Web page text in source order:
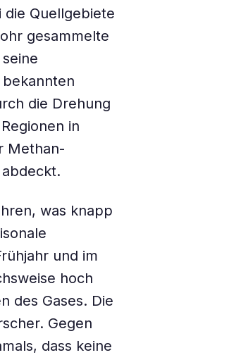
die Quellgebiete
gesammelte
die Drehung
in
Methan-
was knapp
und im
hoch
des Gases. Die
Gegen
dass keine